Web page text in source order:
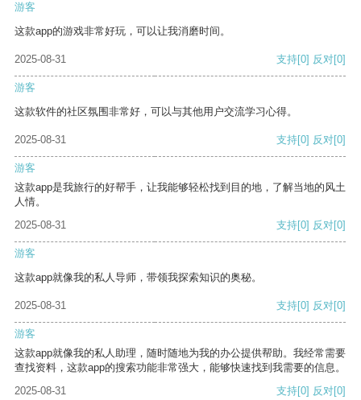
游客
这款app的游戏非常好玩，可以让我消磨时间。
2025-08-31 支持[0] 反对[0]
游客
这款软件的社区氛围非常好，可以与其他用户交流学习心得。
2025-08-31 支持[0] 反对[0]
游客
这款app是我旅行的好帮手，让我能够轻松找到目的地，了解当地的风土
人情。
2025-08-31
支持[0] 反对[0]
游客
这款app就像我的私人导师，带领我探索知识的奥秘。
2025-08-31 支持[0] 反对[0]
游客
这款app就像我的私人助理，随时随地为我的办公提供帮助。我经常需要
查找资料，这款app的搜索功能非常强大，能够快速找到我需要的信息。
2025-08-31
支持[0] 反对[0]